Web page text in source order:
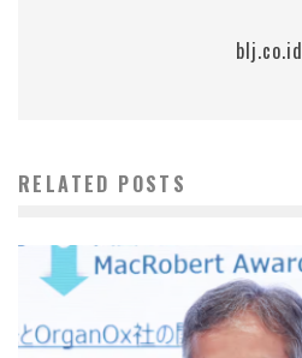
blj.co.id
RELATED POSTS